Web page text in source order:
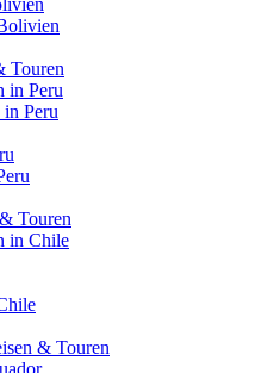
Touren
in Peru
Peru
Touren
in Chile
& Touren